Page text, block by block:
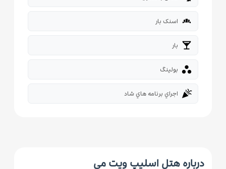
bakery_dining اسنک بار
local_bar بار
 بولینگ
celebration اجراي برنامه هاي شاد
درباره هتل اسلیپ ویت می